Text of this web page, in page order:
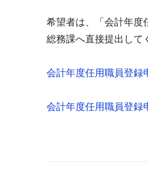
希望者は、「会計年度
総務課へ直接提出して
会計年度任用職員登録
会計年度任用職員登録